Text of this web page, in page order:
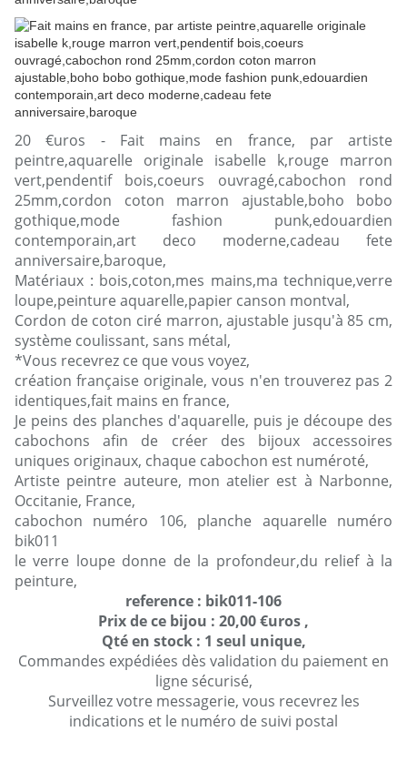
20 €uros - Fait mains en france, par artiste
peintre,aquarelle originale isabelle k,rouge marron
vert,pendentif bois,coeurs ouvragé,cabochon rond
25mm,cordon coton marron ajustable,boho bobo
gothique,mode fashion punk,edouardien
contemporain,art deco moderne,cadeau fete
anniversaire,baroque,
Matériaux : bois,coton,mes mains,ma technique,verre
loupe,peinture aquarelle,papier canson montval,
Cordon de coton ciré marron, ajustable jusqu'à 85 cm,
système coulissant, sans métal,
*Vous recevrez ce que vous voyez,
création française originale, vous n'en trouverez pas 2
identiques,fait mains en france,
Je peins des planches d'aquarelle, puis je découpe des
cabochons afin de créer des bijoux accessoires
uniques originaux, chaque cabochon est numéroté,
Artiste peintre auteure, mon atelier est à Narbonne,
Occitanie, France,
cabochon numéro 106, planche aquarelle numéro
bik011
le verre loupe donne de la profondeur,du relief à la
peinture,
reference : bik011-106
Prix de ce bijou : 20,00 €uros ,
Qté en stock : 1 seul unique,
Commandes expédiées dès validation du paiement en
ligne sécurisé,
Surveillez votre messagerie, vous recevrez les
indications et le numéro de suivi postal